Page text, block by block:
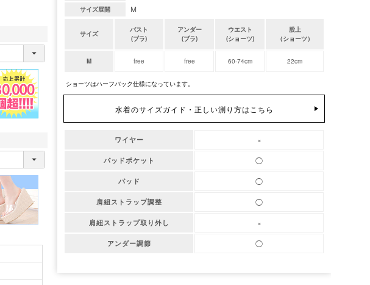
サイズ展開 M
サイズ
バスト
(ブラ)
アンダー
(ブラ)
ウエスト
(ショーツ)
股上
（ショーツ）
M free free 60-74cm 22cm
ショーツはハーフバック仕様になっています。
水着のサイズガイド・正しい測り方はこちら
ワイヤー ×
パッドポケット ◯
パッド ◯
肩紐ストラップ調整 ◯
肩紐ストラップ取り外し ×
アンダー調節 ◯